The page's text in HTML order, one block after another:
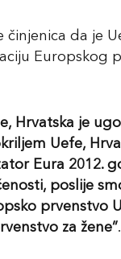
činjenica da je
Europskog
Hrvatska je
Uefe,
Eura 2012.
poslije
prvenstvo
za žene”.